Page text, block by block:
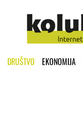
DRUŠTVO EKONOMIJA